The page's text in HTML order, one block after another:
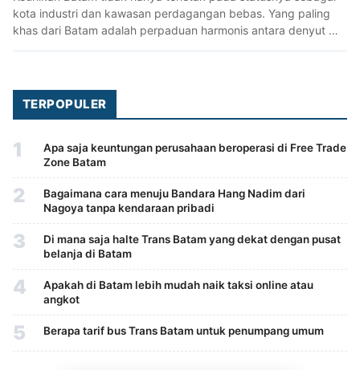
kota industri dan kawasan perdagangan bebas. Yang paling
khas dari Batam adalah perpaduan harmonis antara denyut …
TERPOPULER
1
Apa saja keuntungan perusahaan beroperasi di Free Trade
Zone Batam
2
Bagaimana cara menuju Bandara Hang Nadim dari
Nagoya tanpa kendaraan pribadi
3
Di mana saja halte Trans Batam yang dekat dengan pusat
belanja di Batam
4
Apakah di Batam lebih mudah naik taksi online atau
angkot
5 Berapa tarif bus Trans Batam untuk penumpang umum